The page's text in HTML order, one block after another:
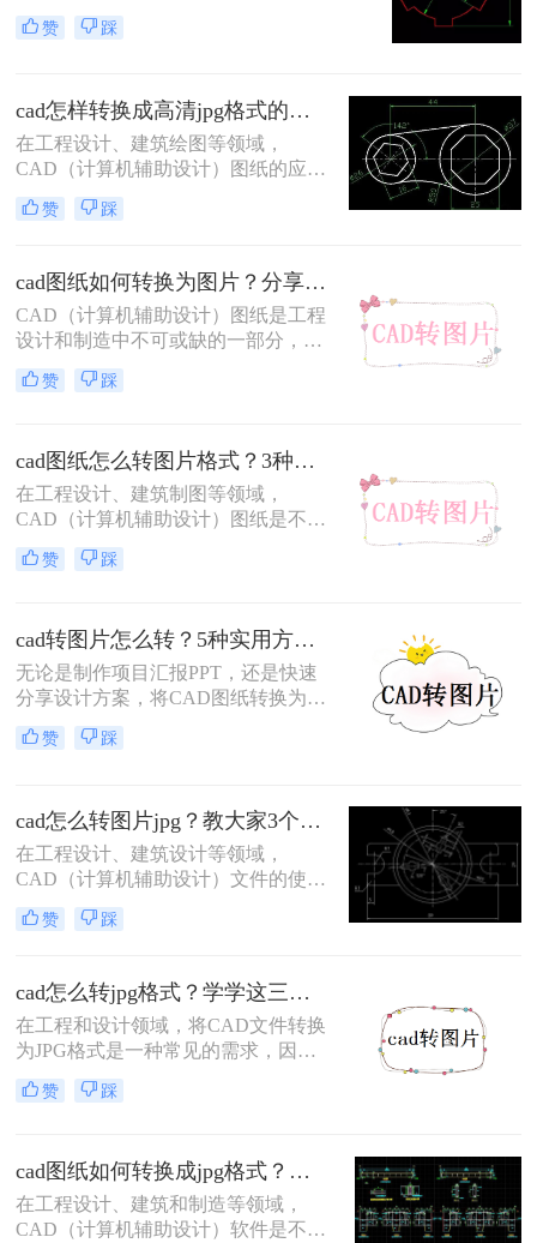
维建模和图形设计。然而，有时候我
们需要将CAD设计导出为高清的图像
绍四种简单而有效的方法来实现这一
目标。
赞 踩
cad怎样转换成高清jpg格式的图片？这3个方法了解一下
在工程设计、建筑绘图等领域，
CAD（计算机辅助设计）图纸的应用
极为广泛。然而，在某些情况下，我
们可能需要将CAD文件转换成高清
交媒体、报告等场合进行分享和展
示。那么cad怎样转换成高清jpg格式
的图片呢？本文将介绍三种将CAD转
换成高清JPG格式图片的方法。
赞 踩
cad图纸如何转换为图片？分享二种高效的转换方法！
CAD（计算机辅助设计）图纸是工程
设计和制造中不可或缺的一部分，而
将其转换为图片格式则便于分享、查
看和打印。那么cad图纸如何转换为图
赞 踩
cad图纸怎么转图片格式？3种简单实用的方法分享！
在工程设计、建筑制图等领域，
CAD（计算机辅助设计）图纸是不可
或缺的工具。然而，在某些情况下，
我们需要将这些精确的矢量图形转换
转图片格式呢？本文将详细介绍三种
将CAD图纸转换成图片格式的方法。
赞 踩
cad转图片怎么转？5种实用方法详解！
无论是制作项目汇报PPT，还是快速
分享设计方案，将CAD图纸转换为图
片都是刚需。那么cad转图片怎么转
呢？本文整理5种主流转换方式，涵
赞 踩
cad怎么转图片jpg？教大家3个转换方法！
在工程设计、建筑设计等领域，
CAD（计算机辅助设计）文件的使用
非常普遍。然而，有时候我们需要将
CAD文件转换为常见的图片格式，如
分享。那么cad怎么转图片jpg呢？本
文将介绍三种将CAD文件转换为JPG
图片的方法。
赞 踩
cad怎么转jpg格式？学学这三种转换方法！
在工程和设计领域，将CAD文件转换
为JPG格式是一种常见的需求，因为
JPG格式便于在网页、社交媒体和移
动设备上展示和分享。那么cad怎么转
JPG的任务。
赞 踩
cad图纸如何转换成jpg格式？试试看这三种转换方式！
在工程设计、建筑和制造等领域，
CAD（计算机辅助设计）软件是不可